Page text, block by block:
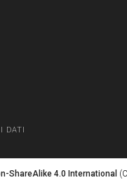
DATI
ShareAlike 4.0 International